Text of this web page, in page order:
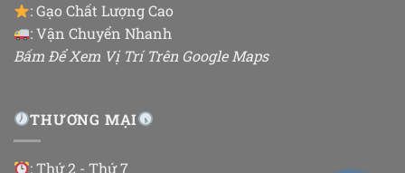
: Gạo Chất Lượng Cao
: Vận Chuyển Nhanh
Bấm Để Xem Vị Trí Trên Google Maps
THƯƠNG MẠI
: Thứ 2 - Thứ 7